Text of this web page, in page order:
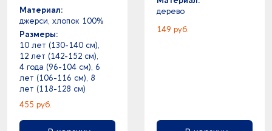
Материал:
джерси, хлопок 100%
Размеры:
10 лет (130-140 см),
12 лет (142-152 см),
4 года (96-104 см), 6
лет (106-116 см), 8
лет (118-128 см)
455 руб.
дерево
149 руб.